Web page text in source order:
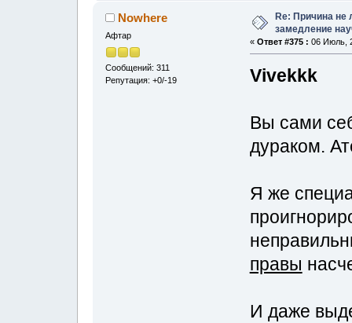
Nowhere
Афтар
Сообщений: 311
Репутация: +0/-19
Re: Причина не
замедление
« Ответ #375 : 06 Июль,
Vivekkk
Вы сами
дураком.
Я же
правы
И даже